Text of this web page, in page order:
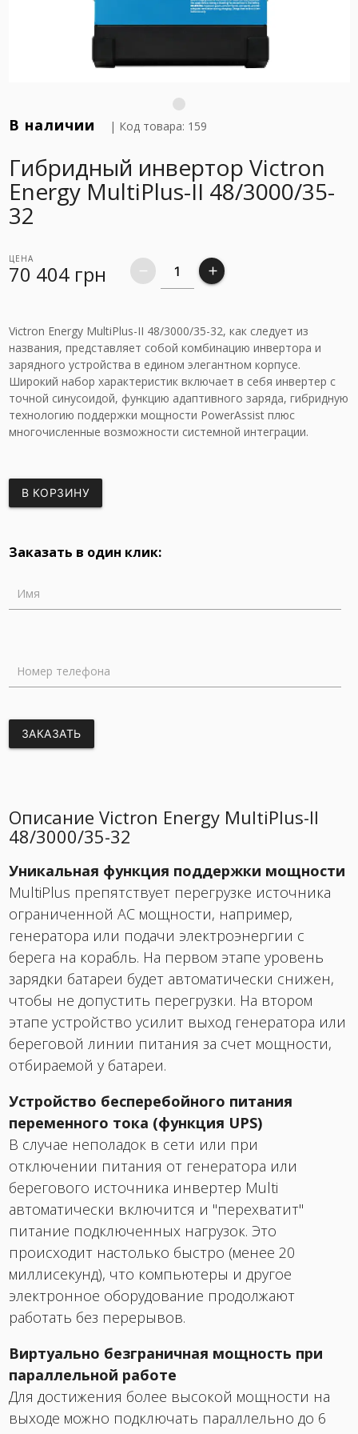
В наличии | Код товара: 159
Гибридный инвертор Victron
Energy MultiPlus-II 48/3000/35-
32
ЦЕНА
70 404 грн remove add
Victron Energy MultiPlus-II 48/3000/35-32, как следует из
названия, представляет собой комбинацию инвертора и
зарядного устройства в едином элегантном корпусе.
Широкий набор характеристик включает в себя инвертер с
точной синусоидой, функцию адаптивного заряда, гибридную
технологию поддержки мощности PowerAssist плюс
многочисленные возможности системной интеграции.
В КОРЗИНУ
Заказать в один клик:
Имя
Номер телефона
ЗАКАЗАТЬ
Описание Victron Energy MultiPlus-II
48/3000/35-32
Уникальная функция поддержки мощности
MultiPlus препятствует перегрузке источника
ограниченной АС мощности, например,
генератора или подачи электроэнергии с
берега на корабль. На первом этапе уровень
зарядки батареи будет автоматически снижен,
чтобы не допустить перегрузки. На втором
этапе устройство усилит выход генератора или
береговой линии питания за счет мощности,
отбираемой у батареи.
Устройство бесперебойного питания
переменного тока (функция UPS)
В случае неполадок в сети или при
отключении питания от генератора или
берегового источника инвертер Multi
автоматически включится и "перехватит"
питание подключенных нагрузок. Это
происходит настолько быстро (менее 20
миллисекунд), что компьютеры и другое
электронное оборудование продолжают
работать без перерывов.
Виртуально безграничная мощность при
параллельной работе
Для достижения более высокой мощности на
выходе можно подключать параллельно до 6